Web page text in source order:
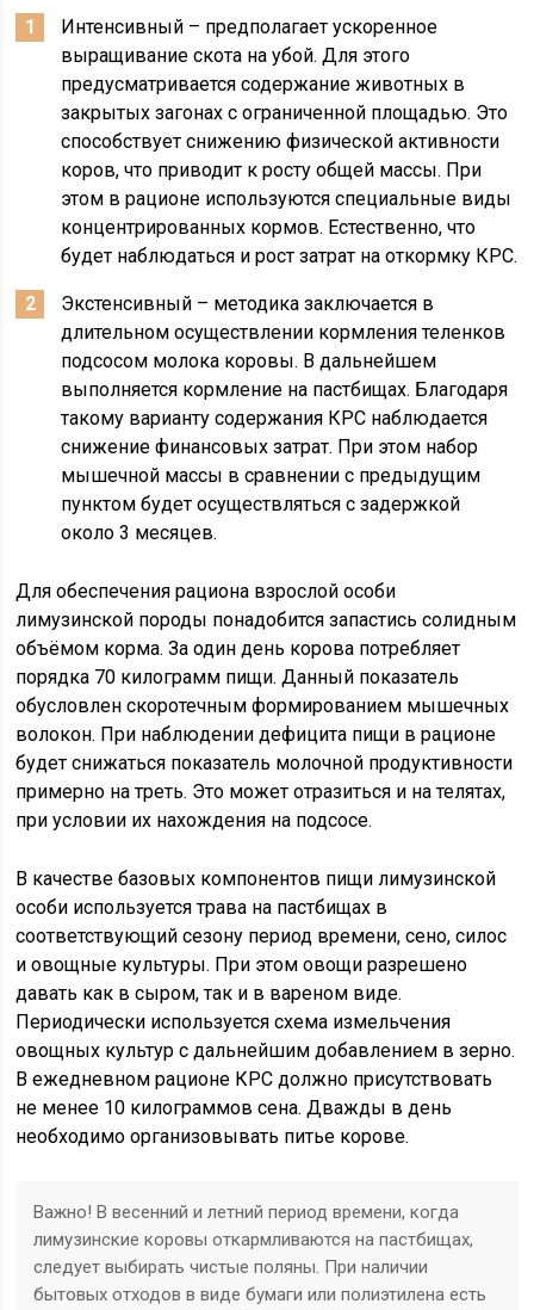
Интенсивный – предполагает ускоренное
выращивание скота на убой. Для этого
предусматривается содержание животных в
закрытых загонах с ограниченной площадью. Это
способствует снижению физической активности
коров, что приводит к росту общей массы. При
этом в рационе используются специальные виды
концентрированных кормов. Естественно, что
будет наблюдаться и рост затрат на откормку КРС.
Экстенсивный – методика заключается в
длительном осуществлении кормления теленков
подсосом молока коровы. В дальнейшем
выполняется кормление на пастбищах. Благодаря
такому варианту содержания КРС наблюдается
снижение финансовых затрат. При этом набор
мышечной массы в сравнении с предыдущим
пунктом будет осуществляться с задержкой
около 3 месяцев.
Для обеспечения рациона взрослой особи
лимузинской породы понадобится запастись солидным
объёмом корма. За один день корова потребляет
порядка 70 килограмм пищи. Данный показатель
обусловлен скоротечным формированием мышечных
волокон. При наблюдении дефицита пищи в рационе
будет снижаться показатель молочной продуктивности
примерно на треть. Это может отразиться и на телятах,
при условии их нахождения на подсосе.
В качестве базовых компонентов пищи лимузинской
особи используется трава на пастбищах в
соответствующий сезону период времени, сено, силос
и овощные культуры. При этом овощи разрешено
давать как в сыром, так и в вареном виде.
Периодически используется схема измельчения
овощных культур с дальнейшим добавлением в зерно.
В ежедневном рационе КРС должно присутствовать
не менее 10 килограммов сена. Дважды в день
необходимо организовывать питье корове.
Важно! В весенний и летний период времени, когда
лимузинские коровы откармливаются на пастбищах,
следует выбирать чистые поляны. При наличии
бытовых отходов в виде бумаги или полиэтилена есть